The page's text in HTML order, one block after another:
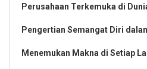
Perusahaan Terkemuka di
Pengertian Semangat Diri
Menemukan Makna di Setiap